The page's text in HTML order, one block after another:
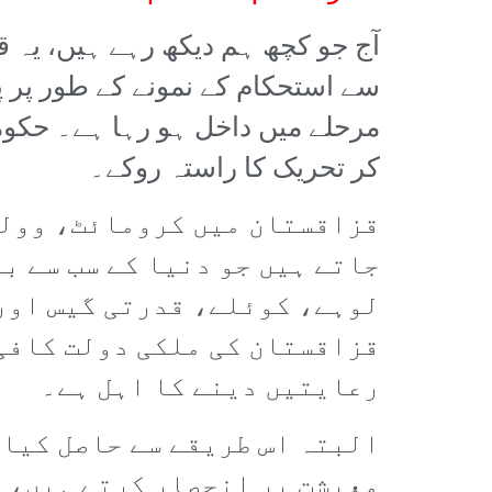
آج جو کچھ ہم دیکھ رہے ہیں،
سے استحکام کے نمونے کے طور
مرحلے میں داخل ہو رہا ہے۔
کر تحریک کا راستہ روکے۔
قزاقستان میں کرومائٹ،
جاتے ہیں جو دنیا کے سب سے
لوہے، کوئلے، قدرتی گیس
قزاقستان کی ملکی دولت
رعایتیں دینے کا اہل ہے۔
البتہ اس طریقے سے حاصل